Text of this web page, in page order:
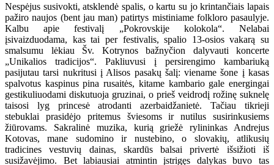
Nespėjus susivokti, atsklendė spalis, o kartu su jo krintančiais lapais
pažiro naujos (bent jau man) patirtys mistiniame folkloro pasaulyje.
Kalbu apie festivalį „Pokrovskije kolokola“. Nelabai
įsivaizduodama, kas tai per festivalis, spalio 13-osios vakarą su
smalsumu lėkiau Šv. Kotrynos bažnyčion dalyvauti koncerte
„Unikalios tradicijos“. Pakliuvusi į persirengimo kambariuką
pasijutau tarsi nukritusi į Alisos pasakų šalį: viename šone į kasas
spalvotus kaspinus pina rusaitės, kitame kambario gale energingai
gestikuliuodami diskutuoja gruzinai, o prieš veidrodį rožinę suknelę
taisosi lyg princesė atrodanti azerbaidžanietė. Tačiau tikrieji
stebuklai prasidėjo pritemus šviesoms ir nutilus susirinkusiems
žiūrovams. Sakralinė muzika, kurią griežė rylininkas Andrejus
Kotovas, mane sudomino ir nustebino, o slovakių, atlikusių
tradicines vestuvių dainas, skardūs balsai privertė išsižioti iš
susižavėjimo. Bet labiausiai atmintin įstrigęs dalykas buvo tas